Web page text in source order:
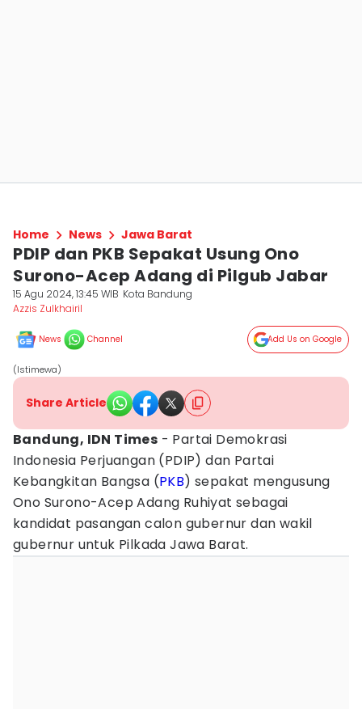
Home News Jawa Barat
PDIP dan PKB Sepakat Usung Ono
Surono-Acep Adang di Pilgub Jabar
15 Agu 2024, 13:45 WIB Kota Bandung
Azzis Zulkhairil
News Channel Add Us on Google
(Istimewa)
Share Article
Bandung, IDN Times - Partai Demokrasi
Indonesia Perjuangan (PDIP) dan Partai
Kebangkitan Bangsa (PKB) sepakat mengusung
Ono Surono-Acep Adang Ruhiyat sebagai
kandidat pasangan calon gubernur dan wakil
gubernur untuk Pilkada Jawa Barat.